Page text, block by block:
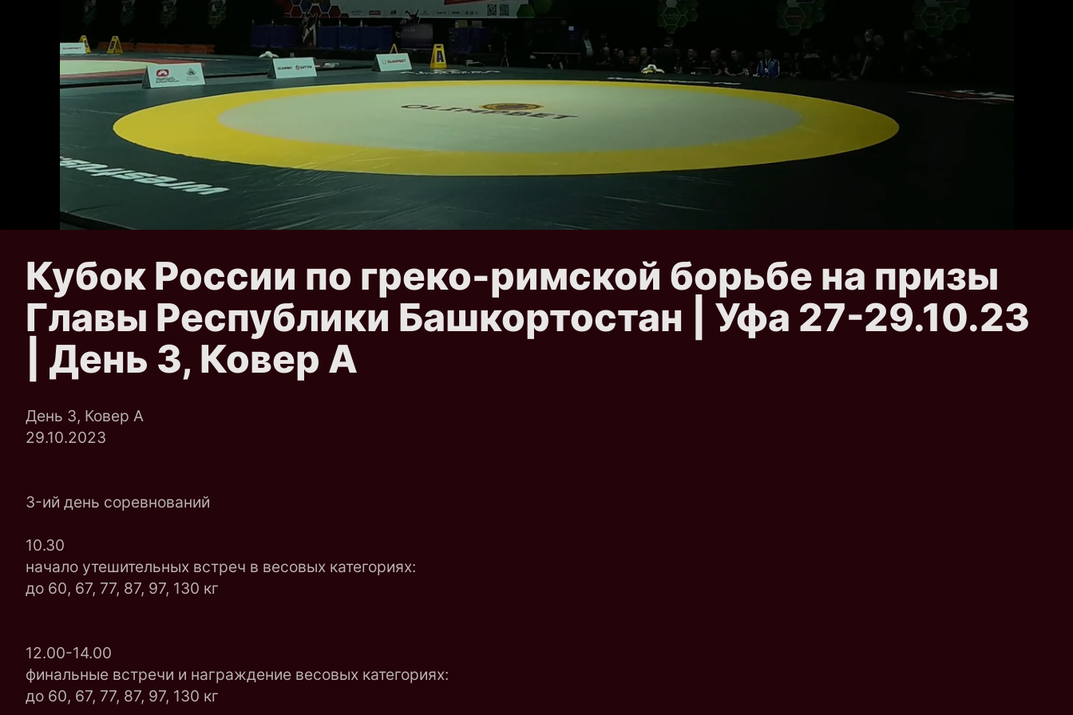
Кубок России по греко-римской борьбе на призы
Главы Республики Башкортостан | Уфа 27-29.10.23
| День 3, Ковер A
День 3, Ковер A
29.10.2023
3-ий день соревнований
10.30
начало утешительных встреч в весовых категориях:
до 60, 67, 77, 87, 97, 130 кг
12.00-14.00
финальные встречи и награждение весовых категориях:
до 60, 67, 77, 87, 97, 130 кг